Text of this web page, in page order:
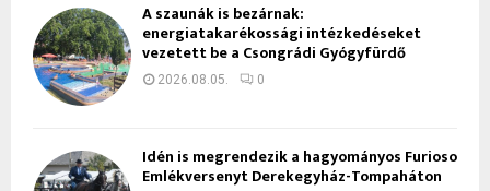
A szaunák is bezárnak:
energiatakarékossági intézkedéseket
vezetett be a Csongrádi Gyógyfürdő
2026.08.05. 0
Idén is megrendezik a hagyományos Furioso
Emlékversenyt Derekegyház-Tompaháton